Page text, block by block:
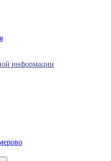
информации